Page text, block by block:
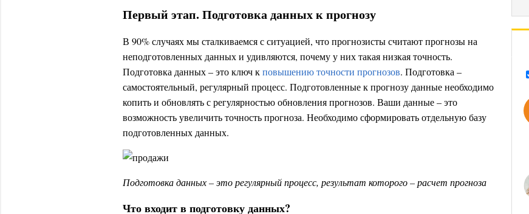
Первый этап. Подготовка данных к прогнозу
В 90% случаях мы сталкиваемся с ситуацией, что прогнозисты считают прогнозы на
неподготовленных данных и удивляются, почему у них такая низкая точность.
Подготовка данных – это ключ кповышению точности прогнозов. Подготовка –
самостоятельный, регулярный процесс. Подготовленные к прогнозу данные необходимо
копить и обновлять с регулярностью обновления прогнозов. Ваши данные – это
возможность увеличить точность прогноза. Необходимо сформировать отдельную базу
подготовленных данных.
Подготовка данных – это регулярный процесс, результат которого – расчет прогноза
Что входит в подготовку данных?